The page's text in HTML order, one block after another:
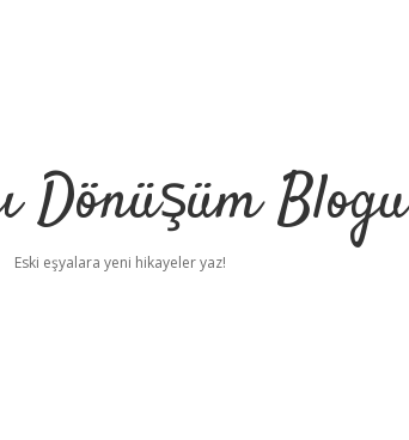
Dönüşüm Blogu
Eski eşyalara yeni hikayeler yaz!